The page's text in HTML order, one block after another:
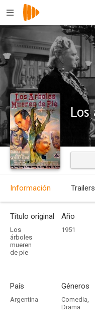
Información Trailers
Título original
Los
árboles
mueren
de pie
Año
1951
País
Argentina
Géneros
Comedia,
Drama